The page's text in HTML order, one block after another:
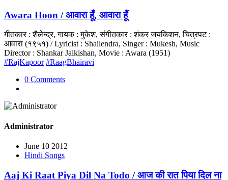
Awara Hoon / आवारा हूँ, आवारा हूँ
गीतकार : शैलेन्द्र, गायक : मुकेश, संगीतकार : शंकर जयकिशन, चित्रपट :
आवारा (१९५१) / Lyricist : Shailendra, Singer : Mukesh, Music
Director : Shankar Jaikishan, Movie : Awara (1951)
#RajKapoor #RaagBhairavi
0 Comments
Administrator
June 10 2012
Hindi Songs
Aaj Ki Raat Piya Dil Na Todo / आज की रात पिया दिल ना